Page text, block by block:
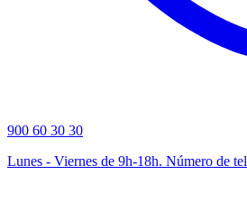
900 60 30 30
Lunes - Viernes de 9h-18h. Número de